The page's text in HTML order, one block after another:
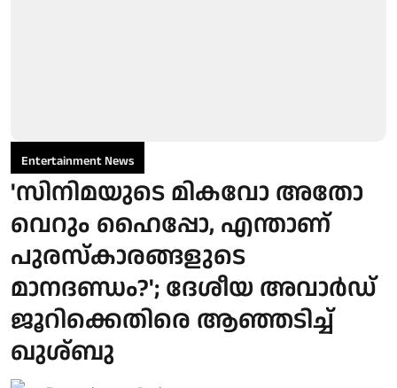
Entertainment News
'സിനിമയുടെ മികവോ അതോ
വെറും ഹൈപ്പോ, എന്താണ്
പുരസ്‌കാരങ്ങളുടെ
മാനദണ്ഡം?'; ദേശീയ അവാർഡ്
ജൂറിക്കെതിരെ ആഞ്ഞടിച്ച്
ഖുശ്ബു